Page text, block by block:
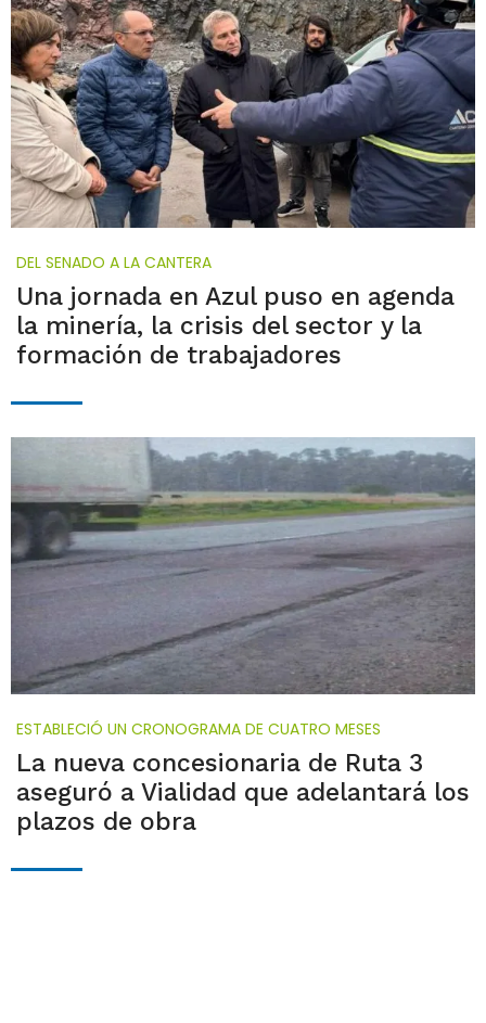
DEL SENADO A LA CANTERA
Una jornada en Azul puso en agenda
la minería, la crisis del sector y la
formación de trabajadores
ESTABLECIÓ UN CRONOGRAMA DE CUATRO MESES
La nueva concesionaria de Ruta 3
aseguró a Vialidad que adelantará los
plazos de obra